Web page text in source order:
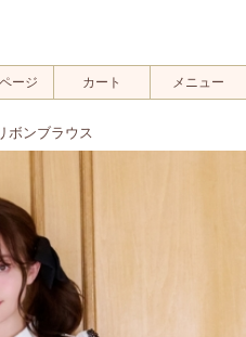
ージ カート メニュー
ボンブラウス